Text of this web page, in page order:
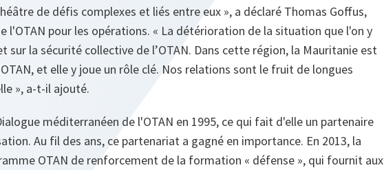
de défis complexes et liés entre eux », a déclaré Thomas Goffus,
l'OTAN pour les opérations. « La détérioration de la situation que l'on y
sur la sécurité collective de l’OTAN. Dans cette région, la Mauritanie est
et elle y joue un rôle clé. Nos relations sont le fruit de longues
», a-t-il ajouté.
méditerranéen de l'OTAN en 1995, ce qui fait d'elle un partenaire
Au fil des ans, ce partenariat a gagné en importance. En 2013, la
OTAN de renforcement de la formation « défense », qui fournit aux